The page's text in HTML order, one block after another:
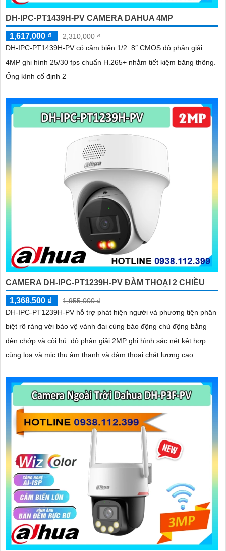
DH-IPC-PT1439H-PV CAMERA DAHUA 4MP
1,617,000 ₫
2,310,000 ₫
DH-IPC-PT1439H-PV có cảm biến 1/2. 8″ CMOS độ phân giải
4MP ghi hình 25/30 fps chuẩn H.265+ nhằm tiết kiệm băng thông.
Ống kính cố định 2
CAMERA DH-IPC-PT1239H-PV ĐÀM THOẠI 2 CHIỀU
1,368,500 ₫
1,955,000 ₫
DH-IPC-PT1239H-PV hỗ trợ phát hiện người và phương tiện phân
biệt rõ ràng với bảo vệ vành đai cùng báo động chủ động bằng
đèn chớp và còi hú. độ phân giải 2MP ghi hình sác nét kêt hợp
cùng loa và mic thu âm thanh và dàm thoại chát lượng cao